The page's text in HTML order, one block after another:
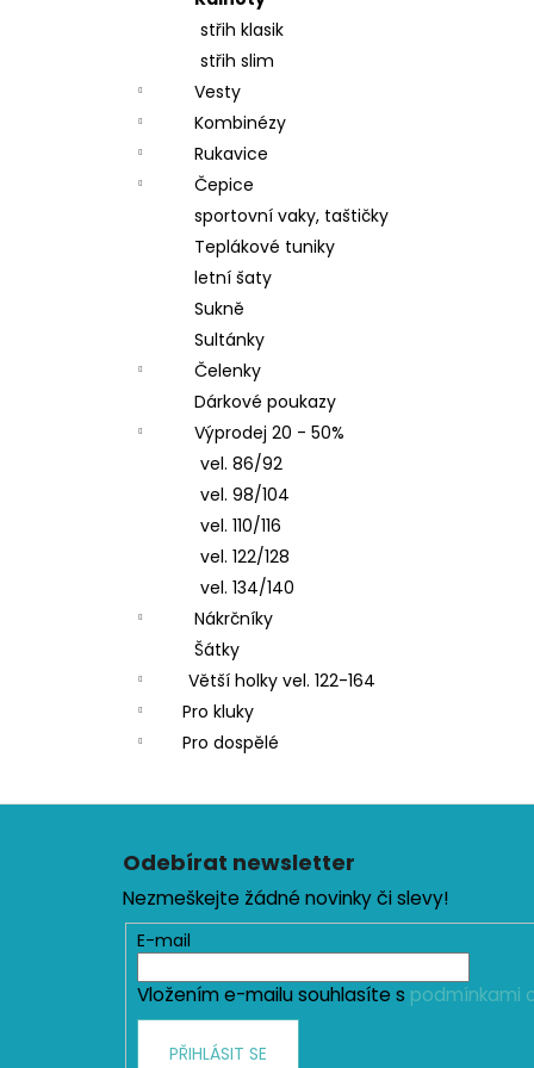
střih klasik
střih slim
Vesty
Kombinézy
Rukavice
Čepice
sportovní vaky, taštičky
Teplákové tuniky
letní šaty
Sukně
Sultánky
Čelenky
Dárkové poukazy
Výprodej 20 - 50%
vel. 86/92
vel. 98/104
vel. 110/116
vel. 122/128
vel. 134/140
Nákrčníky
Šátky
Větší holky vel. 122-164
Pro kluky
Pro dospělé
LETNÍ DÁMSKÉ ŠATY V, TYRKYSOVÉ
ORNAMENTY
950 Kč
Z
Odebírat newsletter
Nezmeškejte žádné novinky či slevy!
E-mail
Vložením e-mailu souhlasíte s podmínkami
PŘIHLÁSIT SE